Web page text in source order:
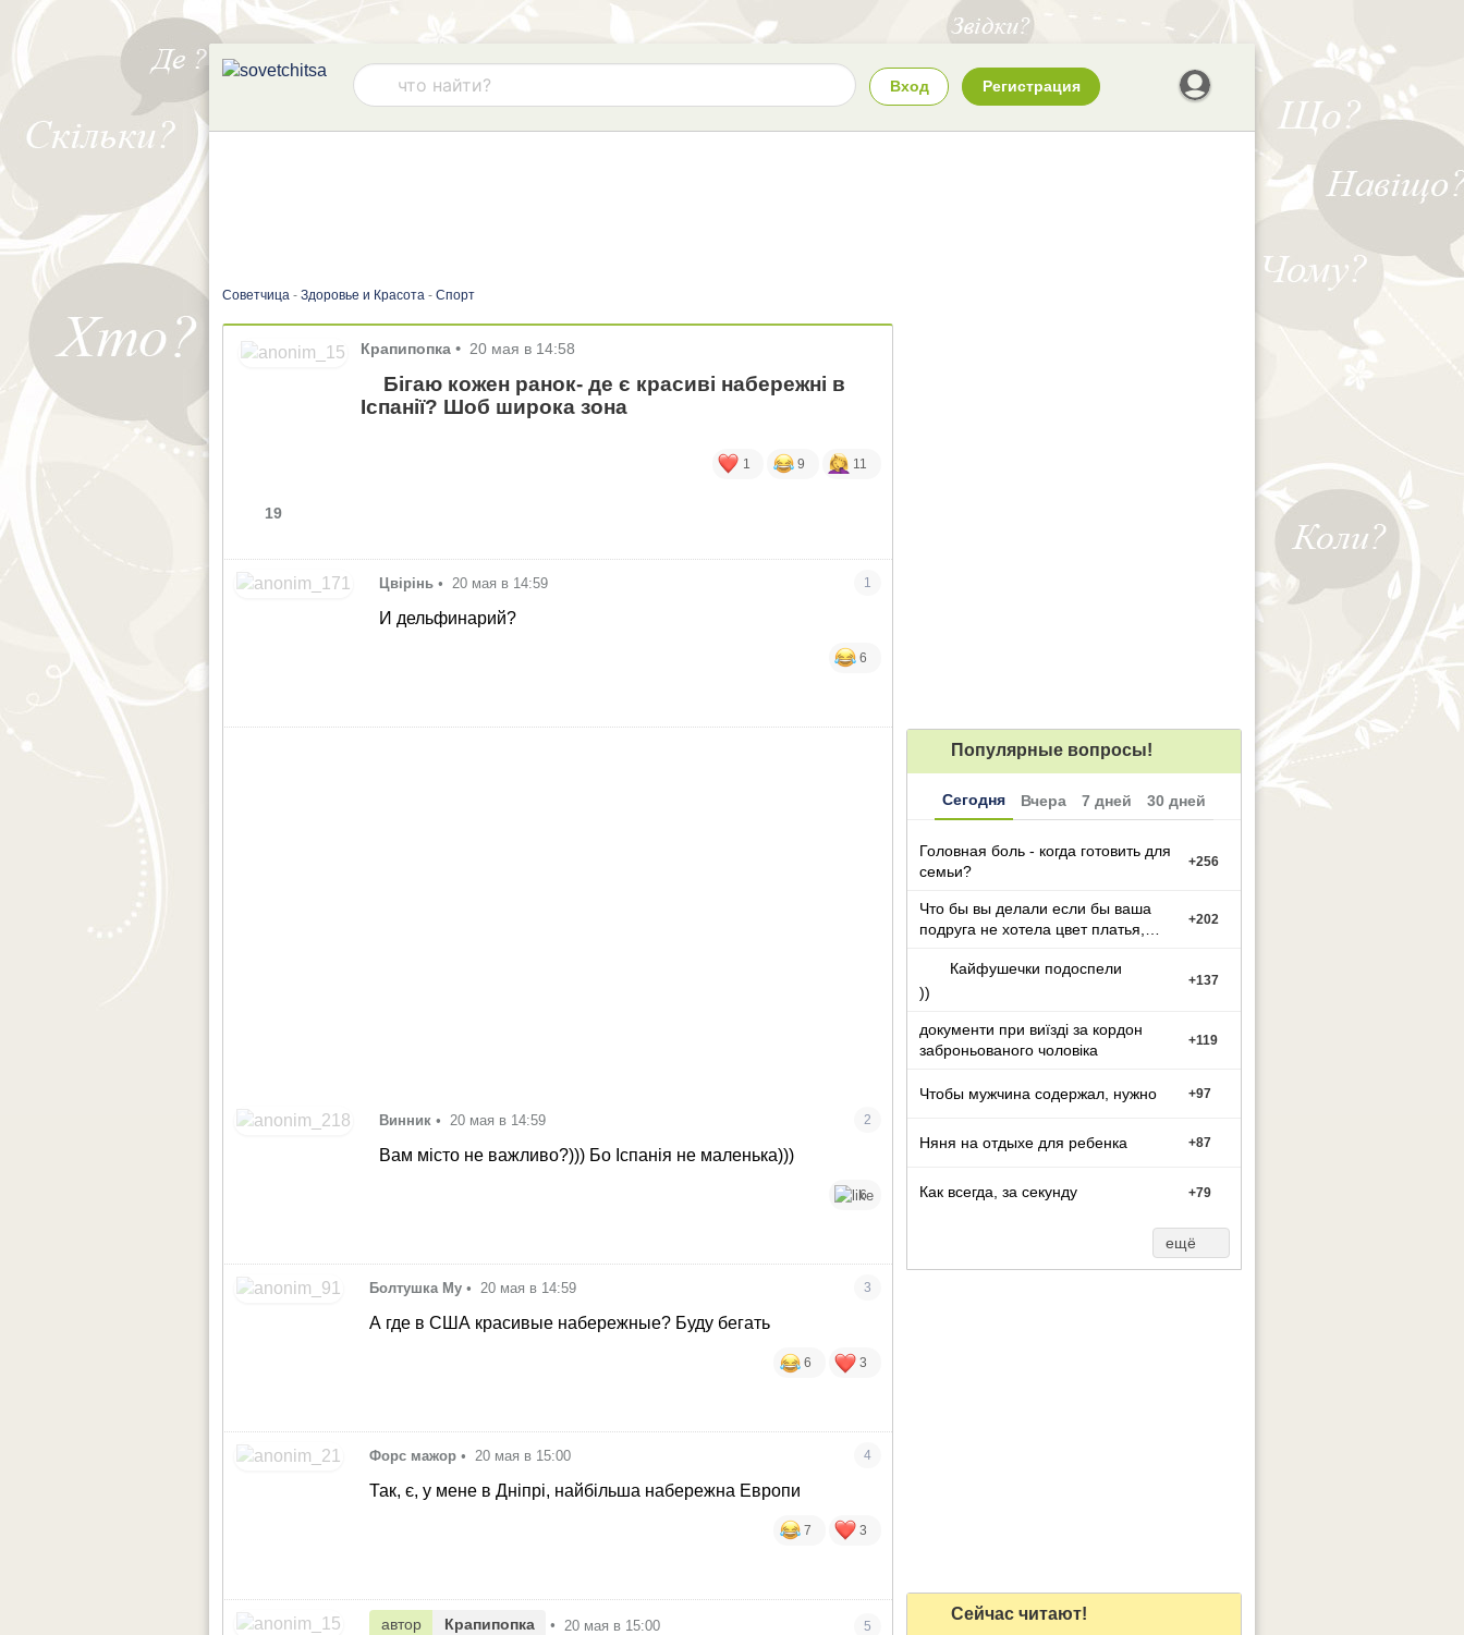
Вход Регистрация
Советчица - Здоровье и Красота - Спорт
Крапипопка • 20 мая в 14:58
Бігаю кожен ранок- де є красиві набережні в
Іспанії? Шоб широка зона
1 9 11
19
Цвірінь • 20 мая в 14:59 1
И дельфинарий?
6
Винник • 20 мая в 14:59 2
Вам місто не важливо?))) Бо Іспанія не маленька)))
6
Болтушка Му • 20 мая в 14:59 3
А где в США красивые набережные? Буду бегать
6 3
Форс мажор • 20 мая в 15:00 4
Так, є, у мене в Дніпрі, найбільша набережна Европи
7 3
автор Крапипопка • 20 мая в 15:00 5
Популярные вопросы!
Сегодня Вчера 7 дней 30 дней
Головная боль - когда готовить для
семьи?
+256
Что бы вы делали если бы ваша
подруга не хотела цвет платья,
+202
Кайфушечки подоспели
))
+137
документи при виїзді за кордон
заброньованого чоловіка
+119
Чтобы мужчина содержал, нужно +97
Няня на отдыхе для ребенка +87
Как всегда, за секунду +79
ещё
Сейчас читают!